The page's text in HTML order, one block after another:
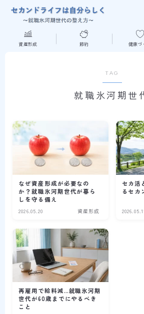
MENU
節約
健康づくり
年金
コラム
プロフィール
資産形成 節約 健康づ
TAG
就職氷河期世
なぜ資産形成が必要なの
か？就職氷河期世代が暮ら
しを守る備え
2026.05.20 資産形成
セカ活
るセカ
再雇用で給料減…就職氷河期
世代が60歳までにやるべき
こと